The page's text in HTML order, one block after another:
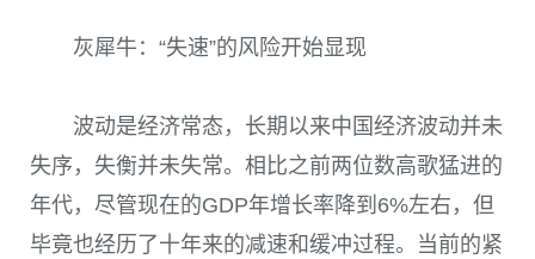
灰犀牛：“失速”的风险开始显现
波动是经济常态，长期以来中国经济波动并未
失序，失衡并未失常。相比之前两位数高歌猛进的
年代，尽管现在的GDP年增长率降到 6%左右，但
毕竟也经历了十年来的减速和缓冲过程。当前的紧